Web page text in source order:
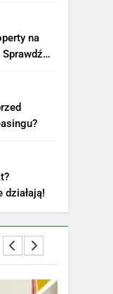
na
działają!
i